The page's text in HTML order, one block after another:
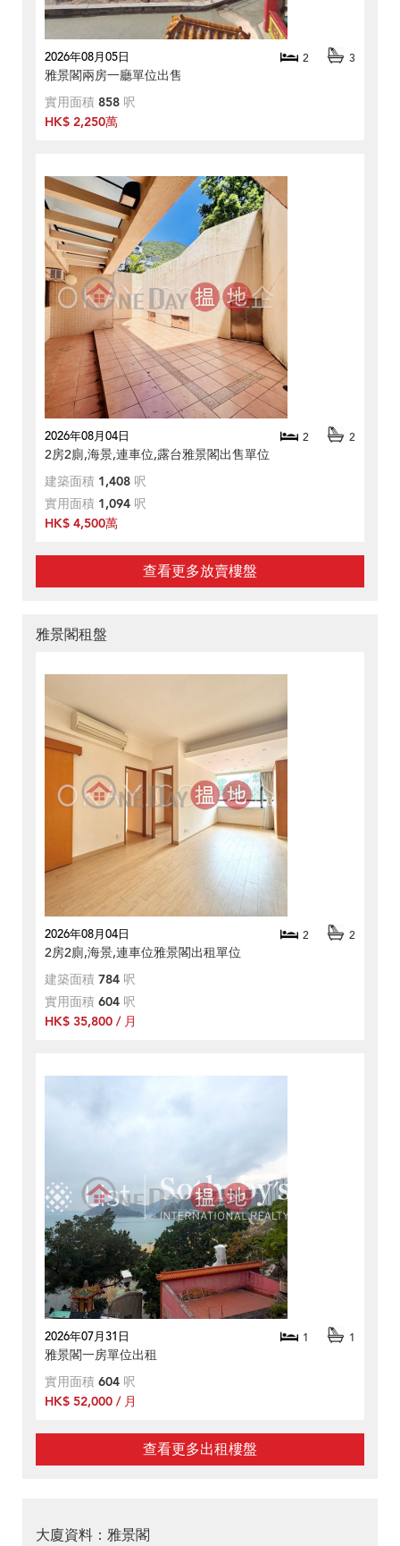
2026年08月05日 2 3
雅景閣兩房一廳單位出售
實用面積 858 呎
HK$ 2,250萬
2026年08月04日 2 2
2房2廁,海景,連車位,露台雅景閣出售單位
建築面積 1,408 呎
實用面積 1,094 呎
HK$ 4,500萬
查看更多放賣樓盤
雅景閣租盤
2026年08月04日 2 2
2房2廁,海景,連車位雅景閣出租單位
建築面積 784 呎
實用面積 604 呎
HK$ 35,800 / 月
2026年07月31日 1 1
雅景閣一房單位出租
實用面積 604 呎
HK$ 52,000 / 月
查看更多出租樓盤
大廈資料：雅景閣